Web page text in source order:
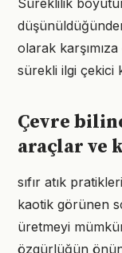
Süreklilik
olarak
sürekli ilgi çekici
Çevre
araçlar ve
sıfır atık
kaotik görünen
üretmeyi
özgürlüğün